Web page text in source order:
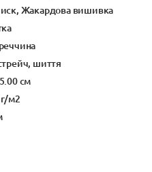
Жакардова вишивка
шиття
см
м2